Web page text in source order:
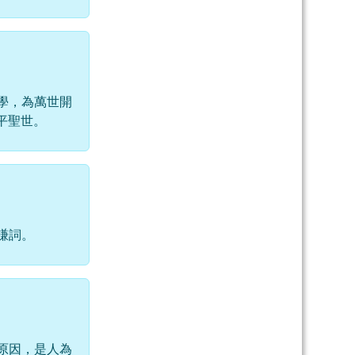
，為萬世開
世。
。
因，是人為